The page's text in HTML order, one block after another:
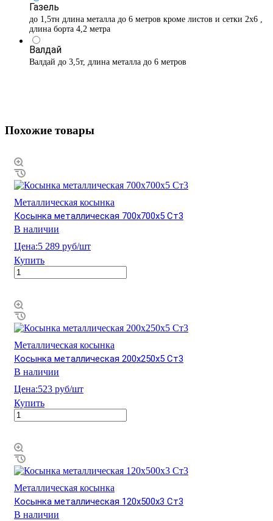
Газель
до 1,5тн длина металла до 6 метров кроме листов и сетки 2х6 ,
длина борта 4,2 метра
Валдай
Валдай до 3,5т, длина металла до 6 метров
Похожие товары
Металлическая косынка
Косынка металлическая 700х700х5 Ст3
В наличии
Цена:5 289 руб/шт
Купить
Металлическая косынка
Косынка металлическая 200х250х5 Ст3
В наличии
Цена:523 руб/шт
Купить
Металлическая косынка
Косынка металлическая 120х500х3 Ст3
В наличии